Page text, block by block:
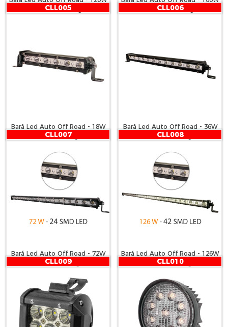
- 120 SMD LED Carguard
- 160 SMD LED Carguard
CLL005
Bară Led Auto Off Road - 18W
- 6 SMD LED Carguard
CLL006
Bară Led Auto Off Road - 36W
- 12 SMD LED Carguard
CLL007
Bară Led Auto Off Road - 72W
- 24 SMD LED Carguard
CLL008
Bară Led Auto Off Road - 126W
- 42 SMD LED Carguard
CLL009 CLL010